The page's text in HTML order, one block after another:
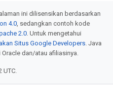
ini dilisensikan berdasarkan
4.0, sedangkan contoh kode
2.0. Untuk mengetahui
Situs Google Developers. Java
dan/atau afiliasinya.
UTC.